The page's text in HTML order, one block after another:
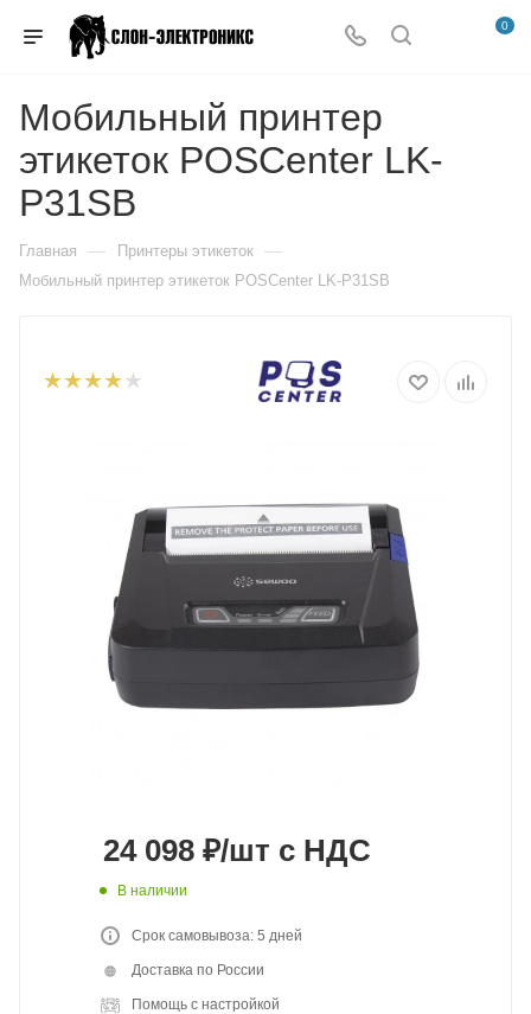
0
Мобильный принтер
этикеток POSCenter LK-
P31SB
Главная — Принтеры этикеток —
Мобильный принтер этикеток POSCenter LK-P31SB
24 098 ₽/шт с НДС
В наличии
Срок самовывоза: 5 дней
Доставка по России
Помощь с настройкой